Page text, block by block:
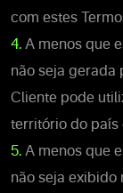
com estes
4. A menos que
não seja gerada
Cliente pode
território do país
5. A menos que
não seja exibido